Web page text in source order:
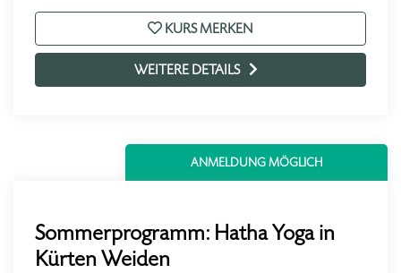
KURS MERKEN
WEITERE DETAILS
ANMELDUNG MÖGLICH
Sommerprogramm: Hatha Yoga in
Kürten Weiden